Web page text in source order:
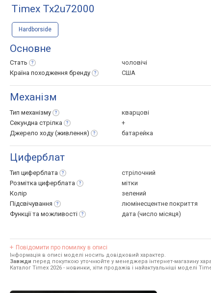
Timex Tx2u72000
Hardborside
Основне
Стать
чоловічі
Країна походження бренду США
Механізм
Тип механізму
кварцові
Секундна стрілка
+
Джерело ходу (живлення) батарейка
Циферблат
Тип циферблата
стрілочний
Розмітка циферблата
мітки
Колір
зелений
Підсвічування
люмінесцентне покриття
Функції та можливості дата (число місяця)
Повідомити про помилку в описі
Інформація в описі моделі носить довідковий характер.
Завжди перед покупкою уточнюйте у менеджера інтернет-магазину
Каталог Timex 2026 - новинки, хіти продажів і найактуальніші моделі